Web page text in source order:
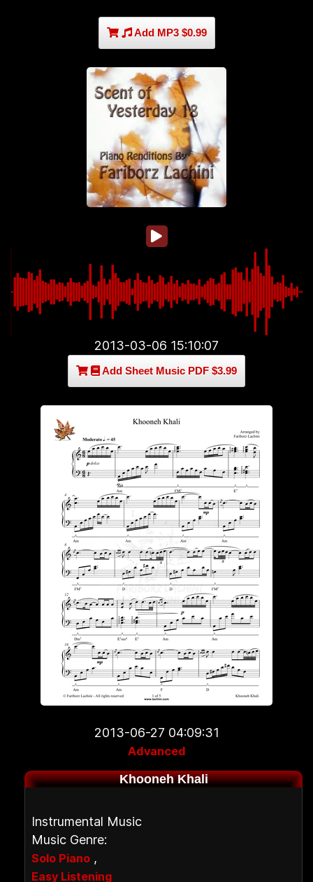
Add MP3 $0.99
2013-03-06 15:10:07
Add Sheet Music PDF $3.99
2013-06-27 04:09:31
Advanced
Khooneh Khali
Instrumental Music
Music Genre:
Solo Piano ,
Easy Listening